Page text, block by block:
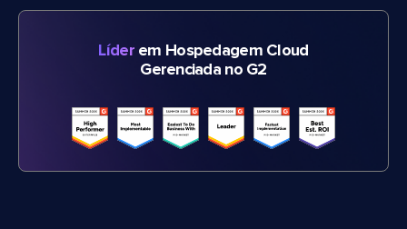
Líderem Hospedagem Cloud
Gerenciada no G2